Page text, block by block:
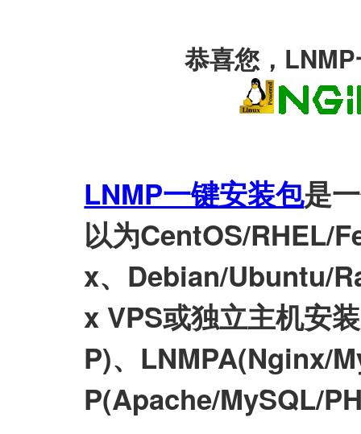
恭喜您，
LNMP一键安装包是
以为CentOS/RHEL/
x、Debian/Ubuntu/
x VPS或独立主机安
P)、LNMPA(Nginx/
P(Apache/MySQL/